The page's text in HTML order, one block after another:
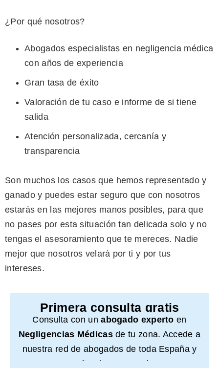
¿Por qué nosotros?
Abogados especialistas en negligencia médica
con años de experiencia
Gran tasa de éxito
Valoración de tu caso e informe de si tiene
salida
Atención personalizada, cercanía y
transparencia
Son muchos los casos que hemos representado y
ganado y puedes estar seguro que con nosotros
estarás en las mejores manos posibles, para que
no pases por esta situación tan delicada solo y no
tengas el asesoramiento que te mereces. Nadie
mejor que nosotros velará por ti y por tus
intereses.
Primera consulta gratis
Consulta con unabogado experto en
Negligencias Médicasde tu zona. Accede a
nuestra red de abogados de toda España y
consulta sin compromiso.